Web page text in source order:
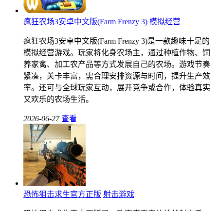
疯狂农场3安卓中文版(Farm Frenzy 3) 模拟经营
疯狂农场3安卓中文版(Farm Frenzy 3)是一款趣味十足的
模拟经营游戏。玩家将化身农场主，通过种植作物、饲
养家禽、加工农产品等方式发展自己的农场。游戏节奏
紧凑，关卡丰富，需合理安排资源与时间，提升生产效
率。还可与全球玩家互动，展开竞争或合作，体验真实
又欢乐的农场生活。
2026-06-27 查看
恐怖狙击求生官方正版 射击游戏